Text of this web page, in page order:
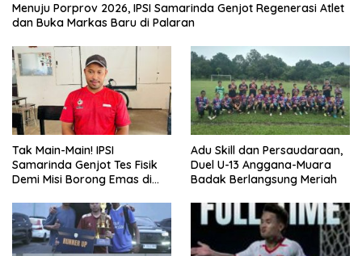
Menuju Porprov 2026, IPSI Samarinda Genjot Regenerasi Atlet
dan Buka Markas Baru di Palaran
Tak Main-Main! IPSI
Samarinda Genjot Tes Fisik
Demi Misi Borong Emas di
Adu Skill dan Persaudaraan,
Duel U-13 Anggana-Muara
Badak Berlangsung Meriah